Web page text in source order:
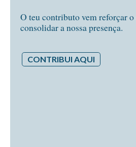
O teu contributo vem reforçar
consolidar a nossa presença.
CONTRIBUI AQUI